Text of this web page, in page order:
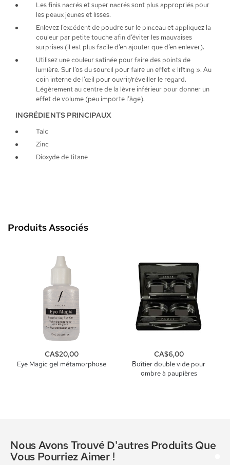
Les finis nacrés et super nacrés sont plus appropriés pour
les peaux jeunes et lisses.
Enlevez l’excédent de poudre sur le pinceau et appliquez la
couleur par petite touche afin d’éviter les mauvaises
surprises (il est plus facile d’en ajouter que d’en enlever).
Utilisez une couleur satinée pour faire des points de
lumière. Sur l’os du sourcil pour faire un effet « lifting ». Au
coin interne de l’œil pour ouvrir/réveiller le regard.
Légèrement au centre de la lèvre inférieur pour donner un
effet de volume (peu importe l’âge).
INGRÉDIENTS PRINCIPAUX
Talc
Zinc
Dioxyde de titane
Produits Associés
Eye Magic gel métamorphose
CA$20,00
Boîtier double vide pour
ombre à paupières
CA$6,00
Nous Avons Trouvé D'autres Produits Que
Vous Pourriez Aimer !